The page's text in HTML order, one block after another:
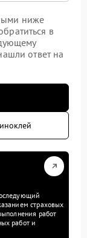
ниже
в
ответ на
страховых
работ
работ и